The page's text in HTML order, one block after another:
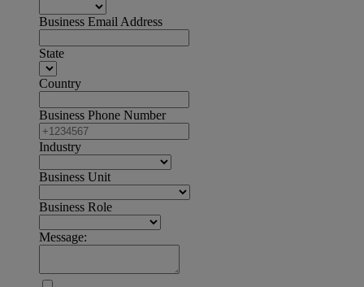
Business Email Address
State
Country
Business Phone Number
Industry
Business Unit
Business Role
Message: